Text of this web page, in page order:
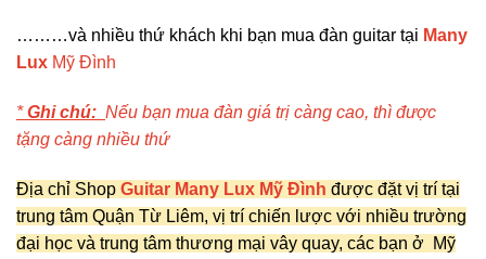
………và nhiều thứ khách khi bạn mua đàn guitar tại Many
Lux Mỹ Đình
*Ghi chú: Nếu bạn mua đàn giá trị càng cao, thì được
tặng càng nhiều thứ
Địa chỉ Shop Guitar Many Lux Mỹ Đình được đặt vị trí tại
trung tâm Quận Từ Liêm, vị trí chiến lược với nhiều trường
đại học và trung tâm thương mại vây quay, các bạn ở Mỹ